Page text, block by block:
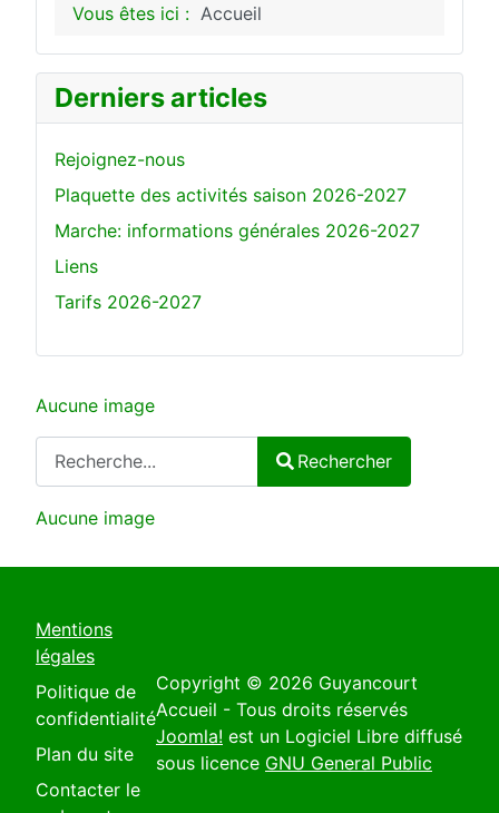
Aucune image
Rechercher
Aucune image
Vous êtes ici : Accueil
Derniers articles
Rejoignez-nous
Plaquette des activités saison 2026-2027
Marche: informations générales 2026-2027
Liens
Tarifs 2026-2027
Mentions
légales
Politique de
confidentialité
Plan du site
Contacter le
Copyright © 2026 Guyancourt
Accueil - Tous droits réservés
Joomla! est un Logiciel Libre diffusé
sous licence GNU General Public